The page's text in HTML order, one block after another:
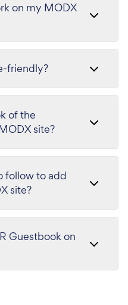
on my MODX
friendly?
of the
site?
follow to add
site?
Guestbook on